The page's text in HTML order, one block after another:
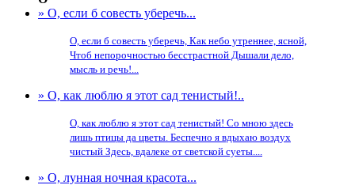
» О, если б совесть уберечь...
О, если б совесть уберечь, Как небо утреннее, ясной,
Чтоб непорочностью бесстрастной Дышали дело,
мысль и речь!...
» О, как люблю я этот сад тенистый!..
О, как люблю я этот сад тенистый! Со мною здесь
лишь птицы да цветы. Беспечно я вдыхаю воздух
чистый Здесь, вдалеке от светской суеты....
» О, лунная ночная красота...